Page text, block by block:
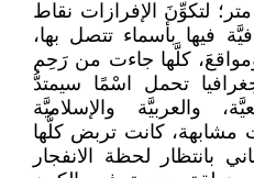
لتكوِّنَ الإفرازات نقاط
فيها بأسماء تتصل بها،
كلَّها جاءت من رَحِم
تحمل اسْمًا سيمتدُّ
والعربيَّة والإسلاميَّة
مشابهة، كانت تربض كلُّها
بانتظار لحظة الانفجار